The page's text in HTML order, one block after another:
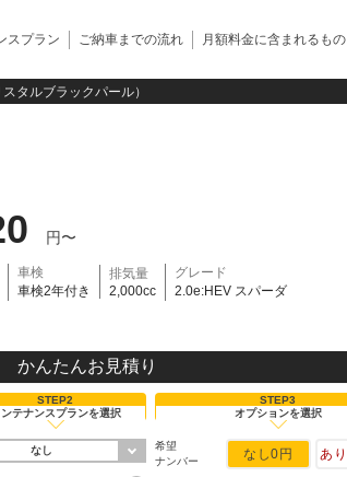
スプラン ご納車までの流れ 月額料金に含まれるもの
タルブラックパール）
円〜
車検
車検2年付き
排気量
2,000cc
グレード
2.0e:HEV スパーダ
かんたんお見積り
STEP2
ンテナンスプランを選択
なし
STEP3
オプションを選択
希望
ナンバー
なし0円 あり